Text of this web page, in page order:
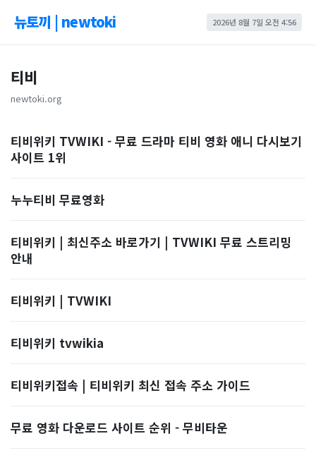
뉴토끼 | newtoki 2026년 8월 7일 오전 4:56
티비
newtoki.org
티비위키 TVWIKI - 무료 드라마 티비 영화 애니 다시보기
사이트 1위
누누티비 무료영화
티비위키 | 최신주소 바로가기 | TVWIKI 무료 스트리밍
안내
티비위키 | TVWIKI
티비위키 tvwikia
티비위키접속 | 티비위키 최신 접속 주소 가이드
무료 영화 다운로드 사이트 순위 - 무비타운